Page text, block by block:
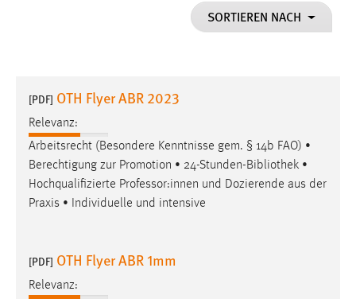
SORTIEREN NACH
[PDF] OTH Flyer ABR 2023
Relevanz:
Arbeitsrecht (Besondere Kenntnisse gem. § 14b FAO) •
Berechtigung zur Promotion • 24-Stunden-Bibliothek •
Hochqualifizierte Professor:innen und Dozierende aus der
Praxis • Individuelle und intensive
[PDF] OTH Flyer ABR 1mm
Relevanz:
Dieser Cookie speichert die ausgewählten Einverständnis-
Performance
Name:
Zweck:
Sprachpräferenz